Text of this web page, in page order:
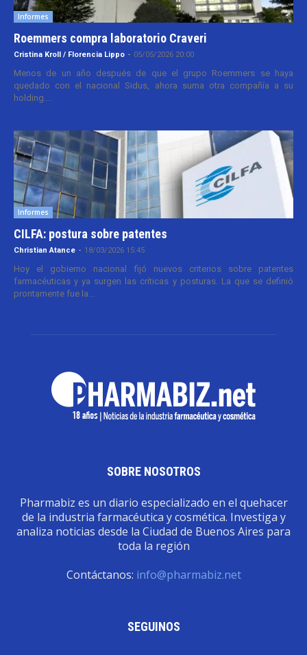
Informes
Roemmers compra laboratorio Craveri
Cristina Kroll / Florencia Lippo - 05/05/2026 20:00
Menos de un año después de que el grupo Roemmers se haya
quedado con el nacional Sidus, ahora suma otra compañía a su
holding....
Informes
CILFA: postura sobre patentes
Christian Atance - 18/03/2026 15:45
Hoy el gobierno nacional fijó nuevos criterios sobre patentes
farmacéuticas y ya surgen las críticas y posturas. La que se definió
prontamente fue la...
SOBRE NOSOTROS
Pharmabiz es un diario especializado en el quehacer
de la industria farmacéutica y cosmética. Investiga y
analiza noticias desde la Ciudad de Buenos Aires para
toda la región
Contáctanos: info@pharmabiz.net
SEGUINOS